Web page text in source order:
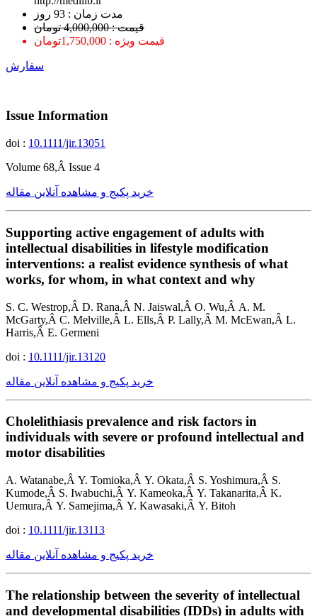
ﻣﺪﺕ ﺯﻣﺎﻥ : 93 ﺭﻭﺯ
قیمت : 4,000,000 تومان
قیمت ویژه : 1,750,000تومان
سفارش
Issue Information
doi : 10.1111/jir.13051
Volume 68,Â Issue 4
خرید پکیج و مشاهده آنلاین مقاله
Supporting active engagement of adults with
intellectual disabilities in lifestyle modification
interventions: a realist evidence synthesis of what
works, for whom, in what context and why
S. C. Westrop,Â D. Rana,Â N. Jaiswal,Â O. Wu,Â A. M.
McGarty,Â C. Melville,Â L. Ells,Â P. Lally,Â M. McEwan,Â L.
Harris,Â E. Germeni
doi : 10.1111/jir.13120
خرید پکیج و مشاهده آنلاین مقاله
Cholelithiasis prevalence and risk factors in
individuals with severe or profound intellectual and
motor disabilities
A. Watanabe,Â Y. Tomioka,Â Y. Okata,Â S. Yoshimura,Â S.
Kumode,Â S. Iwabuchi,Â Y. Kameoka,Â Y. Takanarita,Â K.
Uemura,Â Y. Samejima,Â Y. Kawasaki,Â Y. Bitoh
doi : 10.1111/jir.13113
خرید پکیج و مشاهده آنلاین مقاله
The relationship between the severity of intellectual
and developmental disabilities (IDDs) in adults with